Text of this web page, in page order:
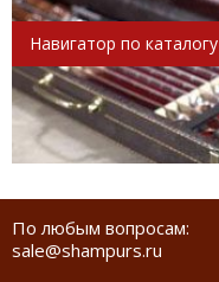
Навигатор по каталогу
По любым вопросам:
sale@shampurs.ru